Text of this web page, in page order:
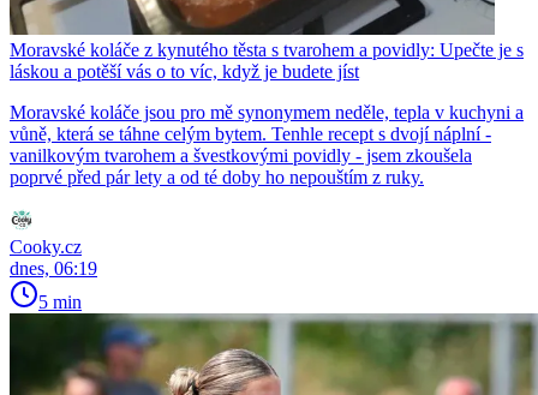
Moravské koláče z kynutého těsta s tvarohem a povidly: Upečte je s
láskou a potěší vás o to víc, když je budete jíst
Moravské koláče jsou pro mě synonymem neděle, tepla v kuchyni a
vůně, která se táhne celým bytem. Tenhle recept s dvojí náplní -
vanilkovým tvarohem a švestkovými povidly - jsem zkoušela
poprvé před pár lety a od té doby ho nepouštím z ruky.
Cooky.cz
dnes, 06:19
5 min